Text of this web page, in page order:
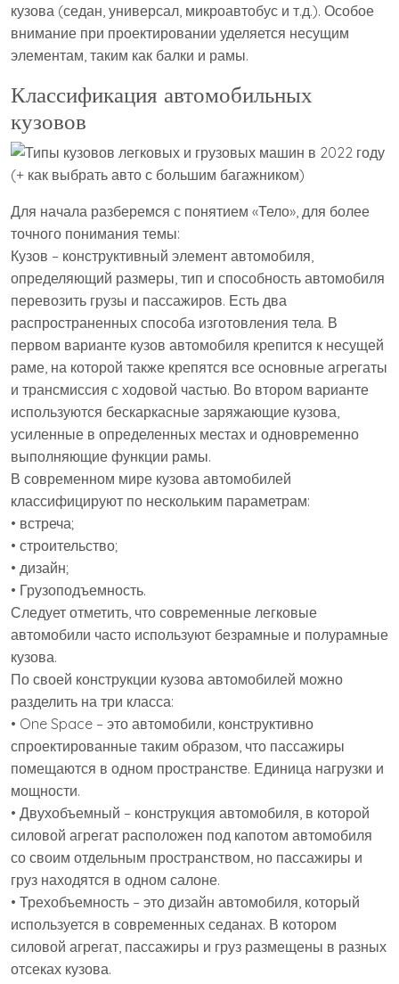
кузова (седан, универсал, микроавтобус и т.д.). Особое
внимание при проектировании уделяется несущим
элементам, таким как балки и рамы.
Классификация автомобильных
кузовов
Для начала разберемся с понятием «Тело», для более
точного понимания темы:
Кузов – конструктивный элемент автомобиля,
определяющий размеры, тип и способность автомобиля
перевозить грузы и пассажиров. Есть два
распространенных способа изготовления тела. В
первом варианте кузов автомобиля крепится к несущей
раме, на которой также крепятся все основные агрегаты
и трансмиссия с ходовой частью. Во втором варианте
используются бескаркасные заряжающие кузова,
усиленные в определенных местах и ​​одновременно
выполняющие функции рамы.
В современном мире кузова автомобилей
классифицируют по нескольким параметрам:
• встреча;
• строительство;
• дизайн;
• Грузоподъемность.
Следует отметить, что современные легковые
автомобили часто используют безрамные и полурамные
кузова.
По своей конструкции кузова автомобилей можно
разделить на три класса:
• One Space – это автомобили, конструктивно
спроектированные таким образом, что пассажиры
помещаются в одном пространстве. Единица нагрузки и
мощности.
• Двухобъемный – конструкция автомобиля, в которой
силовой агрегат расположен под капотом автомобиля
со своим отдельным пространством, но пассажиры и
груз находятся в одном салоне.
• Трехобъемность – это дизайн автомобиля, который
используется в современных седанах. В котором
силовой агрегат, пассажиры и груз размещены в разных
отсеках кузова.